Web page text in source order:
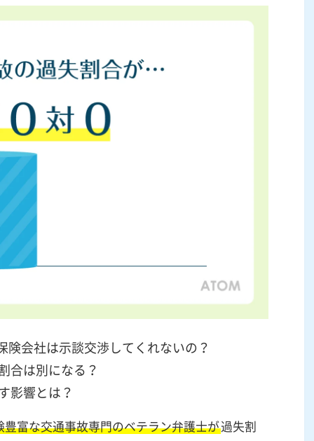
険会社は示談交渉してくれないの？
合は別になる？
影響とは？
豊富な交通事故専門のベテラン弁護士が過失割